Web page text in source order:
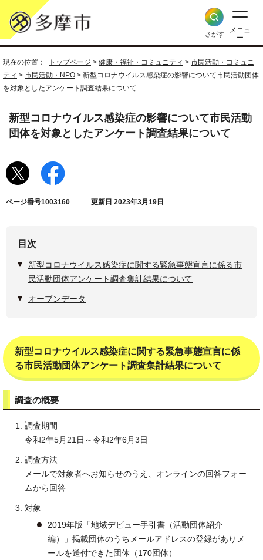
さがす
メニュ
ー
現在の位置： トップページ > 健康・福祉・コミュニティ > 市民活動・コミュニ
ティ > 市民活動・NPO > 新型コロナウイルス感染症の影響について市民活動団体
を対象としたアンケート調査結果について
新型コロナウイルス感染症の影響について市民活動
団体を対象としたアンケート調査結果について
ページ番号1003160 更新日 2023年3月19日
目次
新型コロナウイルス感染症に関する緊急事態宣言に係る市
民活動団体アンケート調査集計結果について
オープンデータ
新型コロナウイルス感染症に関する緊急事態宣言に係
る市民活動団体アンケート調査集計結果について
調査の概要
調査期間
令和2年5月21日～令和2年6月3日
調査方法
メールで対象者へお知らせのうえ、オンラインの回答フォー
ムから回答
対象
2019年版「地域デビュー手引書（活動団体紹介
編）」掲載団体のうちメールアドレスの登録がありメ
ールを送付できた団体（170団体）